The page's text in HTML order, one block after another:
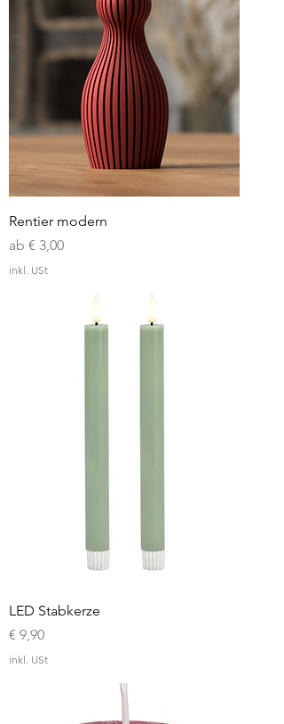
Rentier modern
ab € 3,00
Sale-Preis
inkl. USt
LED Stabkerze
Preis
€ 9,90
inkl. USt